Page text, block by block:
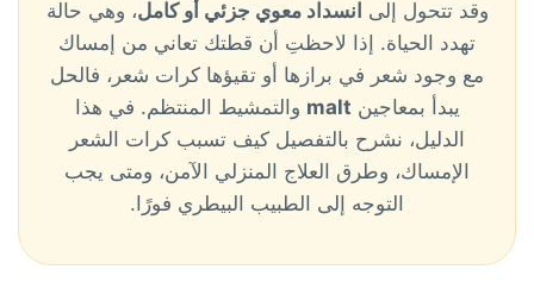
وقد تتحول إلى انسداد معوي جزئي أو كامل، وهي حالة
تهدد الحياة. إذا لاحظتِ أن قطتك تعاني من إمساك
مع وجود شعر في برازها أو تقيؤها كرات شعر، فالحل
يبدأ بمعاجين malt والتمشيط المنتظم. في هذا
الدليل، نشرح بالتفصيل كيف تسبب كرات الشعر
الإمساك، وطرق العلاج المنزلي الآمن، ومتى يجب
التوجه إلى الطبيب البيطري فورًا.